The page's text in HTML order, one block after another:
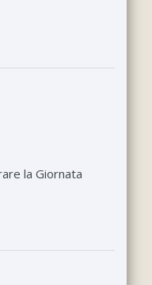
la Giornata